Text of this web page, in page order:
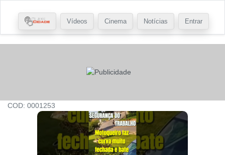
Vídeos Cinema Notícias Entrar
COD: 0001253